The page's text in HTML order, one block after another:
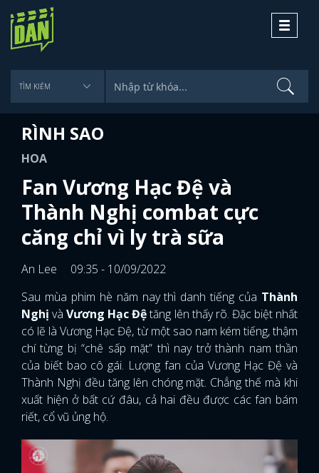
Toggle
RÌNH SAO
HOA
Fan Vương Hạc Đệ và
Thành Nghị combat cực
căng chỉ vì ly trà sữa
An Lee
09:35 - 10/09/2022
Sau mùa phim hè năm nay thì danh tiếng của Thành
NghịvàVương Hạc Đệtăng lên thấy rõ. Đặc biệt nhất
có lẽ là Vương Hạc Đệ, từ một sao nam kém tiếng, thậm
chí từng bị “chê sấp mặt” thì nay trở thành nam thần
của biết bao cô gái. Lượng fan của Vương Hạc Đệ và
Thành Nghị đều tăng lên chóng mặt. Chẳng thế mà khi
xuất hiện ở bất cứ đâu, cả hai đều được các fan bám
riết, cổ vũ ủng hộ.